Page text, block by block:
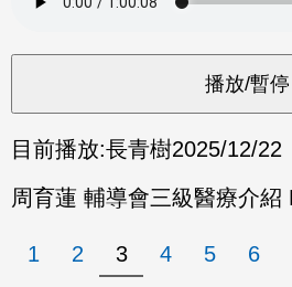
目前播放:長青樹2025/12/22
周育蓮 輔導會三級醫療介紹
1 2 3 4 5 6